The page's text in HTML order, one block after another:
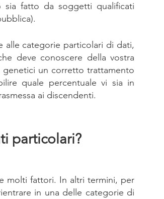
sia fatto da soggetti qualificati
alle categorie particolari di dati,
deve conoscere della vostra
un corretto trattamento
quale percentuale vi sia in
ai discendenti.
particolari?
molti fattori. In altri termini, per
in una delle categorie di